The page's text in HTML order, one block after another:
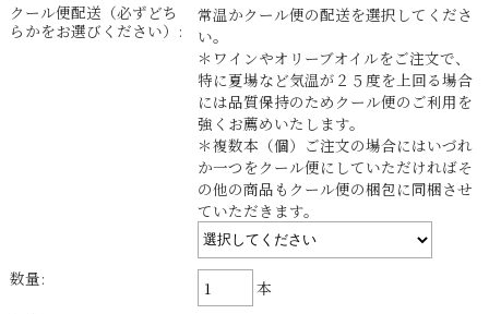
クール便配送（必ずどち
らかをお選びください）:
常温かクール便の配送を選択してくださ
い。
＊ワインやオリーブオイルをご注文で、
特に夏場など気温が２５度を上回る場合
には品質保持のためクール便のご利用を
強くお薦めいたします。
＊複数本（個）ご注文の場合にはいづれ
か一つをクール便にしていただければそ
の他の商品もクール便の梱包に同梱させ
ていただきます。
数量:
本